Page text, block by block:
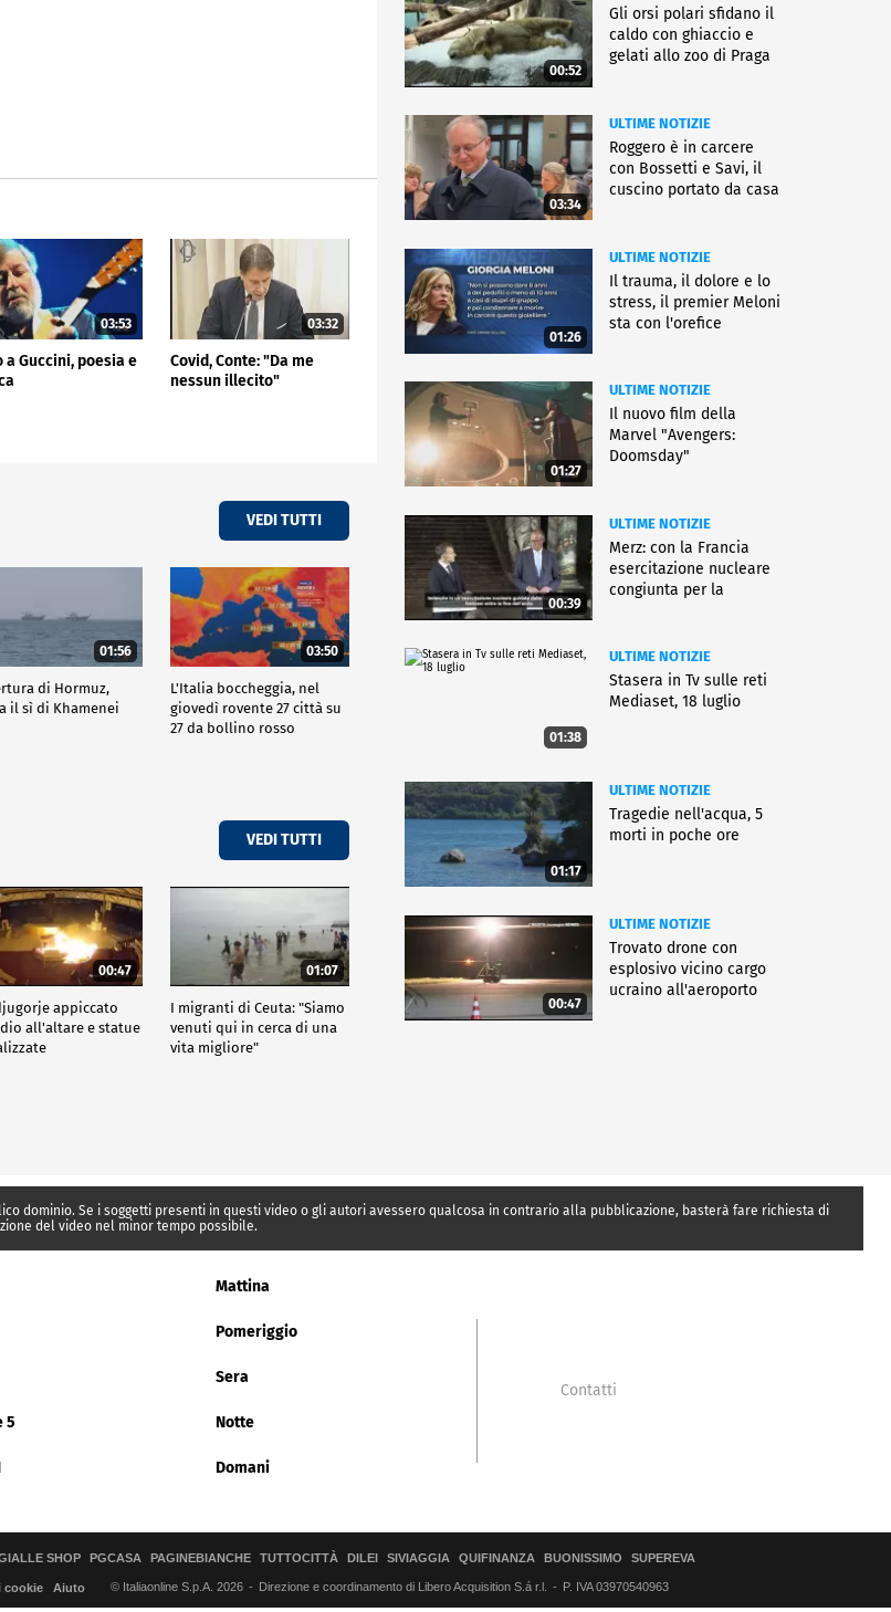
03:53
a Guccini, poesia e
03:32
Covid, Conte: "Da me
nessun illecito"
VEDI TUTTI
01:56
di Hormuz,
il sì di Khamenei
03:50
L'Italia boccheggia, nel
giovedì rovente 27 città su
27 da bollino rosso
VEDI TUTTI
00:47
appiccato
all'altare e statue
01:07
I migranti di Ceuta: "Siamo
venuti qui in cerca di una
vita migliore"
00:52
Gli orsi polari sfidano il
caldo con ghiaccio e
gelati allo zoo di Praga
03:34
ULTIME NOTIZIE
Roggero è in carcere
con Bossetti e Savi, il
cuscino portato da casa
01:26
ULTIME NOTIZIE
Il trauma, il dolore e lo
stress, il premier Meloni
sta con l'orefice
01:27
ULTIME NOTIZIE
Il nuovo film della
Marvel "Avengers:
Doomsday"
00:39
ULTIME NOTIZIE
Merz: con la Francia
esercitazione nucleare
congiunta per la
01:38
ULTIME NOTIZIE
Stasera in Tv sulle reti
Mediaset, 18 luglio
01:17
ULTIME NOTIZIE
Tragedie nell'acqua, 5
morti in poche ore
00:47
ULTIME NOTIZIE
Trovato drone con
esplosivo vicino cargo
ucraino all'aeroporto
dominio. Se i soggetti presenti in questi video o gli autori avessero qualcosa in contrario alla pubblicazione, basterà fare richiesta di
del video nel minor tempo possibile.
Mattina
Pomeriggio
Sera
5 Notte
Domani
Contatti
SHOP PGCASA PAGINEBIANCHE TUTTOCITTÀ DILEI SIVIAGGIA QUIFINANZA BUONISSIMO SUPEREVA
cookie Aiuto © Italiaonline S.p.A. 2026 Direzione e coordinamento di Libero Acquisition S.á r.l. P. IVA 03970540963